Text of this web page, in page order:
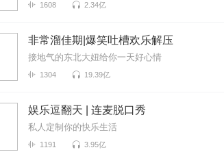
1608 2.34亿
非常溜佳期|爆笑吐槽欢乐解压
接地气的东北大妞给你一天好心情
1304 19.39亿
娱乐逗翻天 | 连麦脱口秀
私人定制你的快乐生活
1191 3.95亿